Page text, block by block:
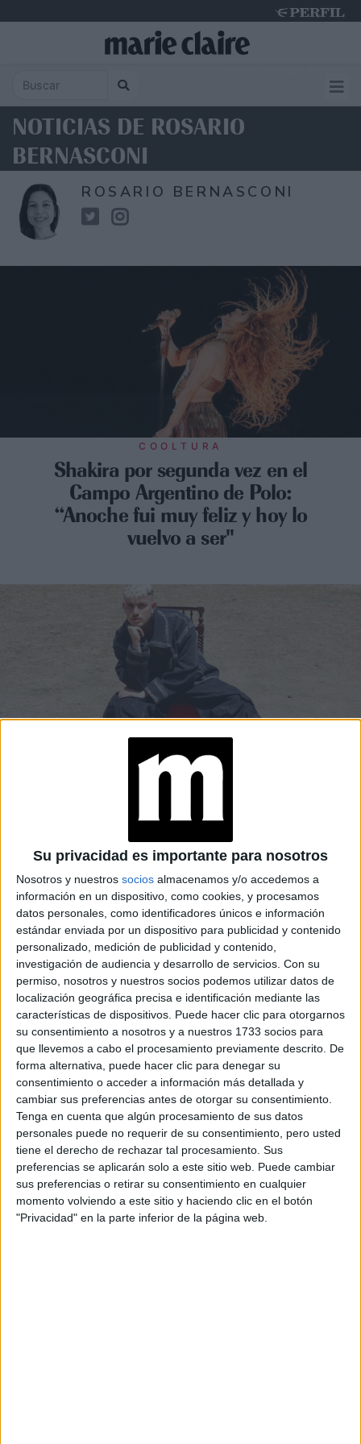
Su privacidad es importante para nosotros
Nosotros y nuestros socios almacenamos y/o accedemos a
información en un dispositivo, como cookies, y procesamos
datos personales, como identificadores únicos e información
estándar enviada por un dispositivo para publicidad y contenido
personalizado, medición de publicidad y contenido,
investigación de audiencia y desarrollo de servicios. Con su
permiso, nosotros y nuestros socios podemos utilizar datos de
localización geográfica precisa e identificación mediante las
características de dispositivos. Puede hacer clic para otorgarnos
su consentimiento a nosotros y a nuestros 1733 socios para
que llevemos a cabo el procesamiento previamente descrito. De
forma alternativa, puede hacer clic para denegar su
consentimiento o acceder a información más detallada y
cambiar sus preferencias antes de otorgar su consentimiento.
Tenga en cuenta que algún procesamiento de sus datos
personales puede no requerir de su consentimiento, pero usted
tiene el derecho de rechazar tal procesamiento. Sus
preferencias se aplicarán solo a este sitio web. Puede cambiar
sus preferencias o retirar su consentimiento en cualquier
momento volviendo a este sitio y haciendo clic en el botón
"Privacidad" en la parte inferior de la página web.
NOTICIAS DE ROSARIO
BERNASCONI
ROSARIO BERNASCONI
COOLTURA
Shakira por segunda vez en el
Campo Argentino de Polo:
“Anoche fui muy feliz y hoy lo
vuelvo a ser"
Marc Seguí: “El día que me hagan
daño lo pasaré peor que cualquier
otra persona”
De fenómeno de redes a artista que forjó su propio
camino. El cantante mallorquín habla de la fama, Del
amor tóxico y de cómo la inspiración funciona como motor
de su vida.
Por Rosario Bernasconi